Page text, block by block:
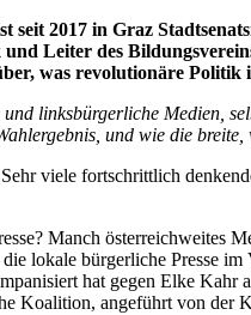
seit 2017 in Graz
Leiter des
was revolutionäre
linksbürgerliche Medien,
und wie die
Sehr viele fortschrittlich
Manch österreichweites
die lokale bürgerliche Presse
hat gegen Elke Kahr
Koalition, angeführt von der